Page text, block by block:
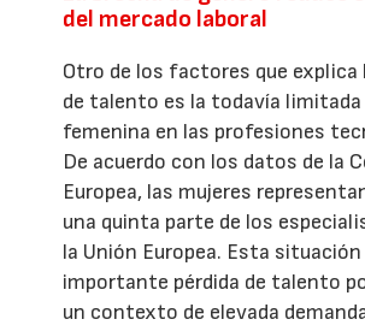
del mercado laboral
Otro de los factores que explica
de talento es la todavía limitada
femenina en las profesiones
De acuerdo con los datos de la
Europea, las mujeres
una quinta parte de los
la Unión Europea. Esta
importante pérdida de talento
un contexto de elevada